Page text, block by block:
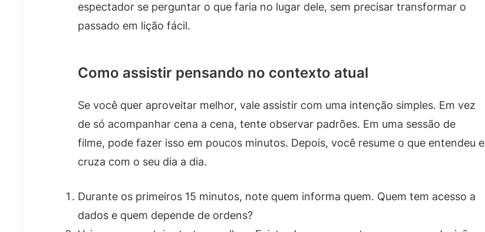
espectador se perguntar o que faria no lugar dele, sem precisar transformar o
passado em lição fácil.
Como assistir pensando no contexto atual
Se você quer aproveitar melhor, vale assistir com uma intenção simples. Em vez
de só acompanhar cena a cena, tente observar padrões. Em uma sessão de
filme, pode fazer isso em poucos minutos. Depois, você resume o que entendeu e
cruza com o seu dia a dia.
Durante os primeiros 15 minutos, note quem informa quem. Quem tem acesso a
dados e quem depende de ordens?